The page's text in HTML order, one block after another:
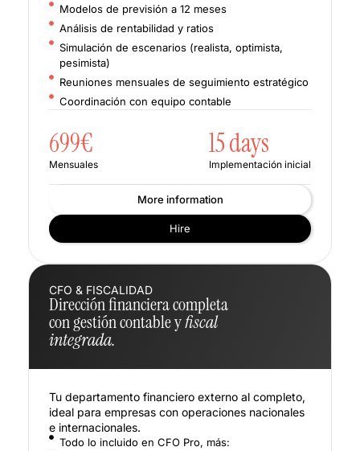
Modelos de previsión a 12 meses
Análisis de rentabilidad y ratios
Simulación de escenarios (realista, optimista,
pesimista)
Reuniones mensuales de seguimiento estratégico
Coordinación con equipo contable
699€
Mensuales
15 days
Implementación inicial
More information
Hire
CFO & FISCALIDAD
Dirección financiera completa
con gestión contable yfiscal
integrada.
Tu departamento financiero externo al completo,
ideal para empresas con operaciones nacionales
e internacionales.
Todo lo incluido en CFO Pro, más: